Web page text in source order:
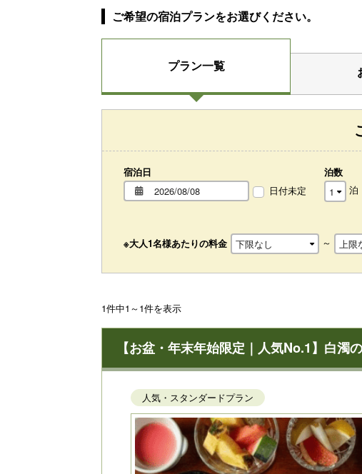
ご希望の宿泊プランをお選びください。
プラン一覧
宿泊日
日付未定
泊数
泊
※大人1名様あたりの料金 ～
1件中1～1件を表示
【お盆・年末年始限定｜人気No.1】白
人気・スタンダードプラン